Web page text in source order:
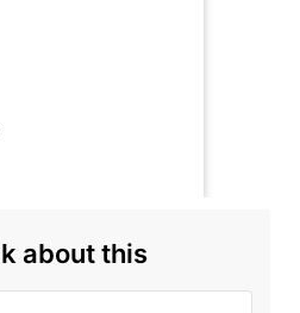
about this